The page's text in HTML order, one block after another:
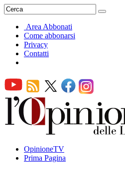
Area Abbonati
Come abbonarsi
Privacy
Contatti
OpinioneTV
Prima Pagina